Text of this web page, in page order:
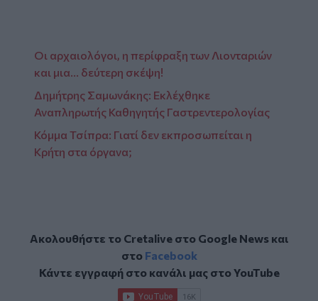
Οι αρχαιολόγοι, η περίφραξη των Λιονταριών
και μια… δεύτερη σκέψη!
Δημήτρης Σαμωνάκης: Εκλέχθηκε
Αναπληρωτής Καθηγητής Γαστρεντερολογίας
Κόμμα Τσίπρα: Γιατί δεν εκπροσωπείται η
Κρήτη στα όργανα;
Ακολουθήστε το Cretalive στο Google Newsκαι
στο Facebook
Κάντε εγγραφή στο κανάλι μας στοYouTube